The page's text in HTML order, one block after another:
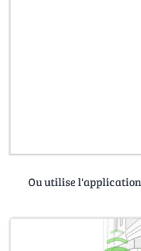
Ou utilise